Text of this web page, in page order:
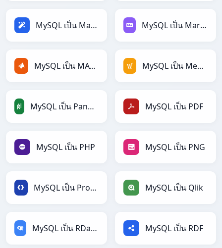
MySQL เป็น Magic MySQL เป็น Markdown
MySQL เป็น MATLAB MySQL เป็น MediaWiki
MySQL เป็น PandasDataFrame MySQL เป็น PDF
MySQL เป็น PHP MySQL เป็น PNG
MySQL เป็น Protobuf MySQL เป็น Qlik
MySQL เป็น RDataFrame MySQL เป็น RDF